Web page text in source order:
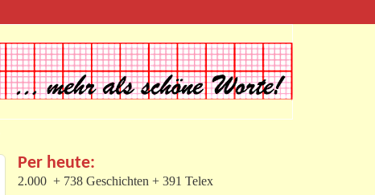
Per heute:
2.000 + 738 Geschichten + 391 Telex